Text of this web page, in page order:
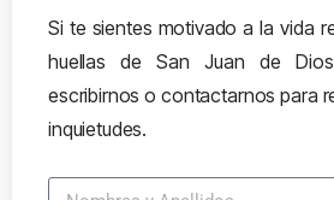
Si te sientes motivado a la vida
huellas de San Juan de
escribirnos o contactarnos para
inquietudes.